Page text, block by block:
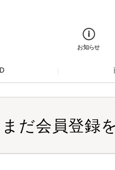
お知らせ
まだ会員登録